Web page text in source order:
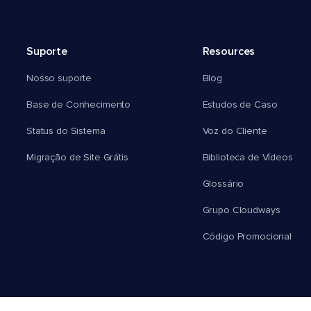
Suporte
Nosso suporte
Base de Conhecimento
Status do Sistema
Migração de Site Grátis
Resources
Blog
Estudos de Caso
Voz do Cliente
Biblioteca de Vídeos
Glossário
Grupo Cloudways
Código Promocional